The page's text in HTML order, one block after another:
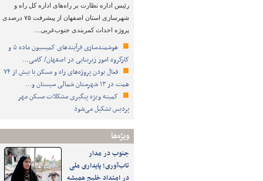
رئیس اداره نظارت بر راه‌های اداره کل راه و
شهرسازی استان اصفهان از پیشرفت ۷۵ درصدی
پروژه احداث کمربندی جنوب‌غربی…
هوشمندسازی فرآیندهای کمیسیون ماده ۵ و
کارگروه امور زیربنایی در اصفهان/ گامی…
فعال بودن پروژه‌های راه و مسکن با بیش از ۷۴
همت در ۱۳ شهرستان شمالی سیستان و…
کمیته ویژه پیگیری مشکلات مسکن مهر
پردیس تشکیل می‌شود
ویژه‌ها
جنوب در مدار
تاب‌آوری؛ پایداری ملی
در امتداد خلیج همیشه